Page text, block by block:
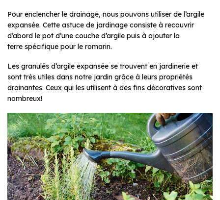
Pour enclencher le drainage, nous pouvons utiliser de l’argile
expansée. Cette astuce de jardinage consiste à recouvrir
d’abord le pot d’une couche d’argile puis à ajouter la
terre spécifique pour le romarin.
Les granulés d’argile expansée se trouvent en jardinerie et
sont très utiles dans notre jardin grâce à leurs propriétés
drainantes. Ceux qui les utilisent à des fins décoratives sont
nombreux!